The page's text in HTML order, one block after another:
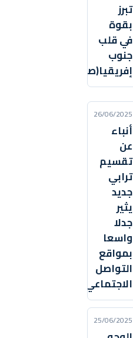
تبرز
بقوة
في قلب
جنوب
إفريقيا(صور)
26/06/2025
أنباء
عن
تقسيم
ترابي
جديد
يثير
جدلا
واسعا
بمواقع
التواصل
الاجتماعي
25/06/2025